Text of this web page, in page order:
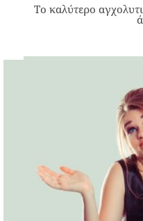
Το καλύτερο